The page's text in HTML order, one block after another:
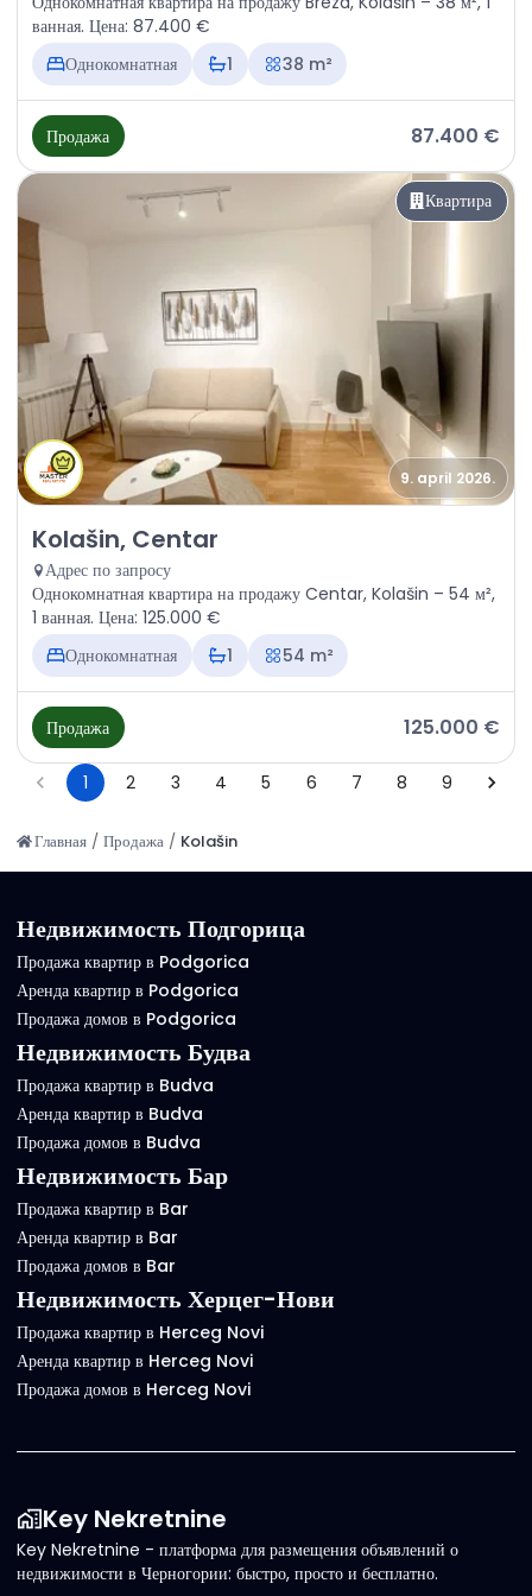
ванная. Цена: 87.400 €
Однокомнатная
1 38 m²
Продажа 87.400 €
Квартира
9. april 2026.
Продажа - Квартира Kolašin, Centar
Kolašin, Centar
Адрес по запросу
Однокомнатная квартира на продажу Centar, Kolašin – 54 м²,
1 ванная. Цена: 125.000 €
Однокомнатная
1 54 m²
Продажа 125.000 €
1 2 3 4 5 6 7 8 9
Главная / Продажа / Kolašin
Недвижимость Подгорица
Продажа квартир в Podgorica
Аренда квартир в Podgorica
Продажа домов в Podgorica
Недвижимость Будва
Продажа квартир в Budva
Аренда квартир в Budva
Продажа домов в Budva
Недвижимость Бар
Продажа квартир в Bar
Аренда квартир в Bar
Продажа домов в Bar
Недвижимость Херцег-Нови
Продажа квартир в Herceg Novi
Аренда квартир в Herceg Novi
Продажа домов в Herceg Novi
Key Nekretnine
Key Nekretnine - платформа для размещения объявлений о
недвижимости в Черногории: быстро, просто и бесплатно.